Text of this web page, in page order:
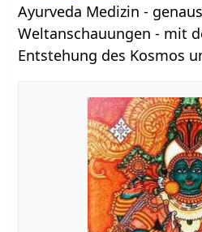
Ayurveda Medizin -
Weltanschauungen - mit
Entstehung des Kosmos